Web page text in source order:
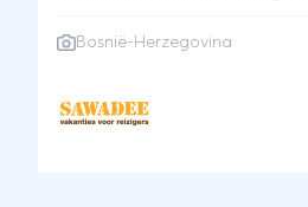
hun historische steden,
vriendelijke bevolking en
nemen we je mee op
landen en leren je meer over
Bosnië-Herzegovina